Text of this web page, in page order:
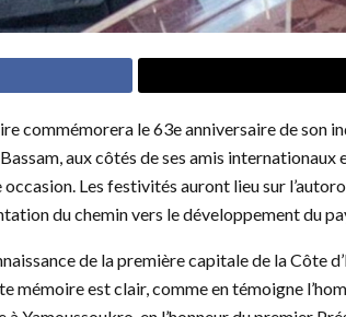
commémorera le 63e anniversaire de son
aux côtés de ses amis internationaux
Les festivités auront lieu sur
du chemin vers le développement du
de la première capitale de la Côte
mémoire est clair, comme en témoigne